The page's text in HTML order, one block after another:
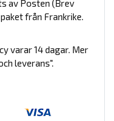
av Posten (Brev
från Frankrike.
varar 14 dagar. Mer
leverans".